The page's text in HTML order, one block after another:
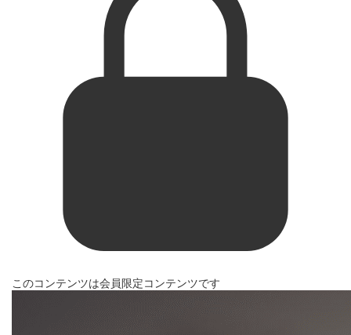
このコンテンツは会員限定コンテンツです